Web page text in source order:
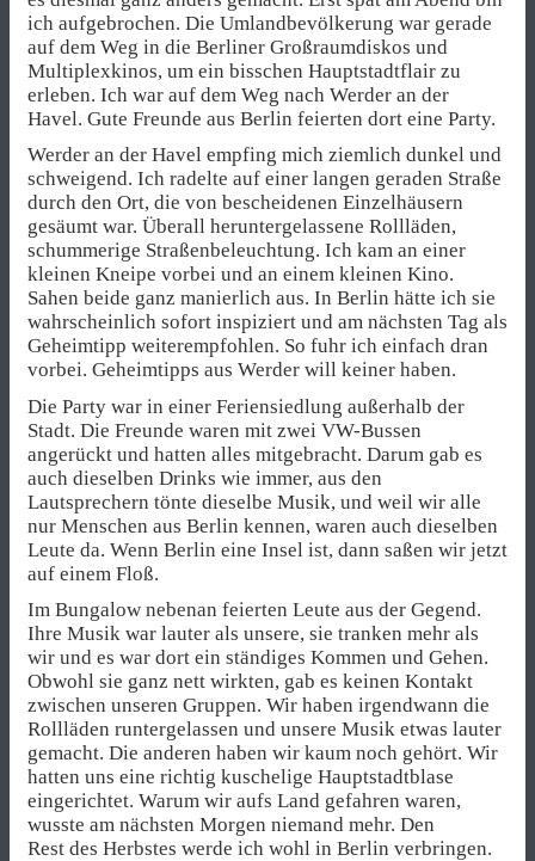
ich aufgebrochen. Die Umlandbevölkerung war gerade
auf dem Weg in die Berliner Großraumdiskos und
Multiplexkinos, um ein bisschen Hauptstadtflair zu
erleben. Ich war auf dem Weg nach Werder an der
Havel. Gute Freunde aus Berlin feierten dort eine Party.
Werder an der Havel empfing mich ziemlich dunkel und
schweigend. Ich radelte auf einer langen geraden Straße
durch den Ort, die von bescheidenen Einzelhäusern
gesäumt war. Überall heruntergelassene Rollläden,
schummerige Straßenbeleuchtung. Ich kam an einer
kleinen Kneipe vorbei und an einem kleinen Kino.
Sahen beide ganz manierlich aus. In Berlin hätte ich sie
wahrscheinlich sofort inspiziert und am nächsten Tag als
Geheimtipp weiterempfohlen. So fuhr ich einfach dran
vorbei. Geheimtipps aus Werder will keiner haben.
Die Party war in einer Feriensiedlung außerhalb der
Stadt. Die Freunde waren mit zwei VW-Bussen
angerückt und hatten alles mitgebracht. Darum gab es
auch dieselben Drinks wie immer, aus den
Lautsprechern tönte dieselbe Musik, und weil wir alle
nur Menschen aus Berlin kennen, waren auch dieselben
Leute da. Wenn Berlin eine Insel ist, dann saßen wir jetzt
auf einem Floß.
Im Bungalow nebenan feierten Leute aus der Gegend.
Ihre Musik war lauter als unsere, sie tranken mehr als
wir und es war dort ein ständiges Kommen und Gehen.
Obwohl sie ganz nett wirkten, gab es keinen Kontakt
zwischen unseren Gruppen. Wir haben irgendwann die
Rollläden runtergelassen und unsere Musik etwas lauter
gemacht. Die anderen haben wir kaum noch gehört. Wir
hatten uns eine richtig kuschelige Hauptstadtblase
eingerichtet. Warum wir aufs Land gefahren waren,
wusste am nächsten Morgen niemand mehr. Den
Rest des Herbstes werde ich wohl in Berlin verbringen.